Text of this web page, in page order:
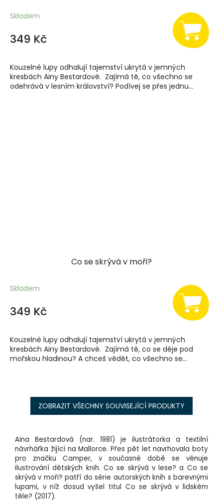
Skladem
349 Kč
Kouzelné lupy odhalují tajemství ukrytá v jemných
kresbách Ainy Bestardové. Zajímá tě, co všechno se
odehrává v lesním království? Podívej se přes jednu...
Co se skrývá v moři?
Skladem
349 Kč
Kouzelné lupy odhalují tajemství ukrytá v jemných
kresbách Ainy Bestardové. Zajímá tě, co se děje pod
mořskou hladinou? A chceš vědět, co všechno se...
ZOBRAZIT VŠECHNY SOUVISEJÍCÍ PRODUKTY
Aina Bestardová (nar. 1981) je ilustrátorka a textilní
návrhářka žijící na Mallorce. Přes pět let navrhovala boty
pro značku Camper, v současné době se věnuje
ilustrování dětských knih. Co se skrývá v lese? a Co se
skrývá v moři? patří do série autorských knih s barevnými
lupami, v níž dosud vyšel titul Co se skrývá v lidském
těle? (2017).